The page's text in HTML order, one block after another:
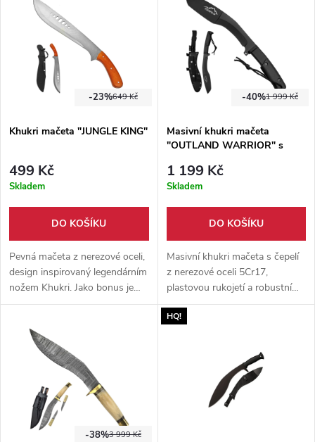
649 Kč
-23%
Khukri mačeta "JUNGLE KING"
499 Kč
Skladem
DO KOŠÍKU
Pevná mačeta z nerezové oceli,
design inspirovaný legendárním
nožem Khukri. Jako bonus je
součástí mačety pevné
1 999 Kč
-40%
Masivní khukri mačeta
"OUTLAND WARRIOR" s
1 199 Kč
Skladem
DO KOŠÍKU
Masivní khukri mačeta s čepelí
z nerezové oceli 5Cr17,
plastovou rukojetí a robustním
outdoorovým provedením.
Zakřivený profil, silnější čepel.
3 999 Kč
-38%
HQ!